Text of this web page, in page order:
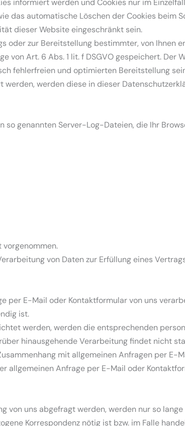
informiert werden und Cookies nur im
das automatische Löschen der Cookies beim
dieser Website eingeschränkt sein.
oder zur Bereitstellung bestimmter, von Ihnen
von Art. 6 Abs. 1 lit. f DSGVO gespeichert. Der
fehlerfreien und optimierten Bereitstellung
werden, werden diese in dieser
genannten Server-Log-Dateien, die Ihr
von Daten zur Erfüllung eines
per E-Mail oder Kontaktformular von uns
ist.
werden, werden die entsprechenden
hinausgehende Verarbeitung findet nicht
mit allgemeinen Anfragen per E-
allgemeinen Anfrage per E-Mail oder
von uns abgefragt werden, werden nur so
Korrespondenz nötig ist bzw. im Falle